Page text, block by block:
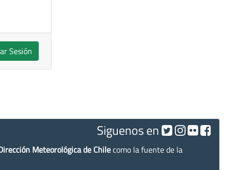
Sesión
Siguenos en
Meteorológica de Chilecomo la fuente de la